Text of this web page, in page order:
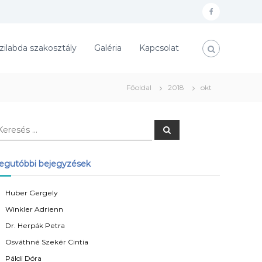
f
c
szakosztály Galéria Kapcsolat
Főoldal 2018 okt
K
e
s
bejegyzések
Huber Gergely
Winkler Adrienn
Dr. Herpák Petra
Osváthné Szekér Cintia
Páldi Dóra